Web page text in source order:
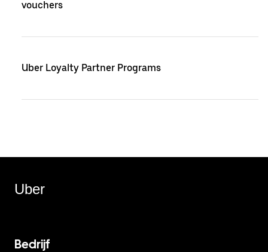
vouchers
Uber Loyalty Partner Programs
Uber
Bedrijf